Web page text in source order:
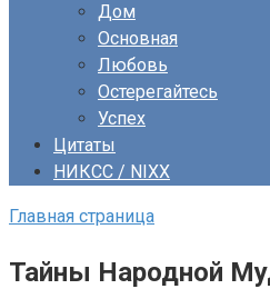
Дом
Основная
Любовь
Остерегайтесь
Успех
Цитаты
НИКСС / NIXX
Главная страница
Тайны Народной